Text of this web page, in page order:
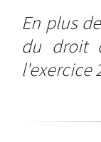
En plus
du droit
l'exercice